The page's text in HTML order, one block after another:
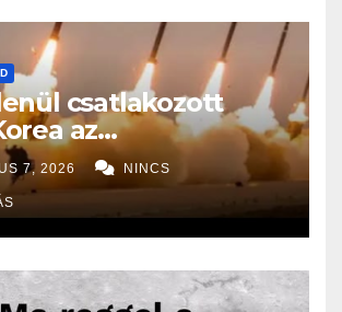
csatlakozott
az
folyó
7, 2026 NINCS